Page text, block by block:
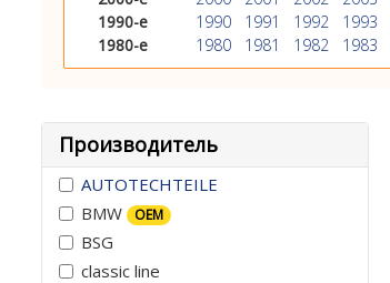
1990-е
1990 1991 1992 1993
1980-е
1980 1981 1982 1983
Производитель
AUTOTECHTEILE
BMW
OEM
BSG
classic line